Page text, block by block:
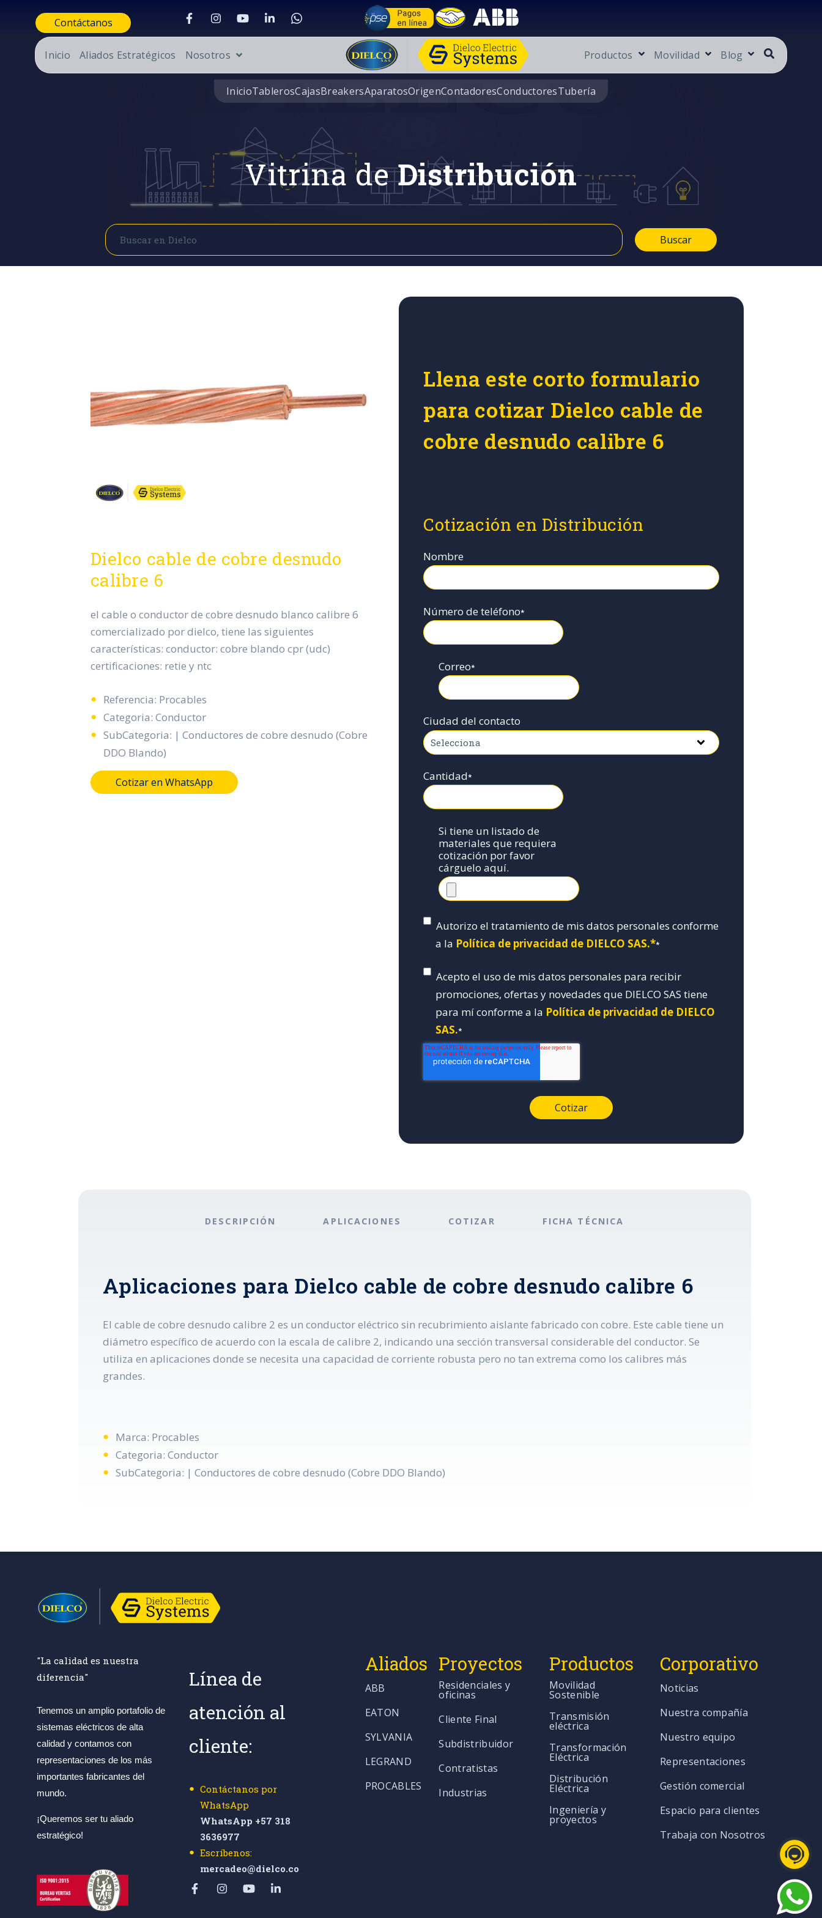
Contáctanos
Inicio Aliados Estratégicos Nosotros Productos Movilidad Blog
InicioTablerosCajasBreakersAparatosOrigenContadoresConductoresTubería
Vitrina deDistribución
Buscar
Buscar
Dielco cable de cobre desnudo
calibre 6
el cable o conductor de cobre desnudo blanco calibre 6
comercializado por dielco, tiene las siguientes
características: conductor: cobre blando cpr (udc)
certificaciones: retie y ntc
Referencia: Procables
Categoria: Conductor
SubCategoria: | Conductores de cobre desnudo (Cobre
DDO Blando)
Cotizar en WhatsApp
Llena este corto formulario
para cotizar Dielco cable de
cobre desnudo calibre 6
Cotización en Distribución
Nombre
Número de teléfono*
Correo*
Ciudad del contacto
Cantidad*
Si tiene un listado de
materiales que requiera
cotización por favor
cárguelo aquí.
Autorizo el tratamiento de mis datos personales conforme
a la Política de privacidad de DIELCO SAS.**
Acepto el uso de mis datos personales para recibir
promociones, ofertas y novedades que DIELCO SAS tiene
para mí conforme a la Política de privacidad de DIELCO
SAS.*
DESCRIPCIÓN APLICACIONES COTIZAR FICHA TÉCNICA
Aplicaciones para Dielco cable de cobre desnudo calibre 6
El cable de cobre desnudo calibre 2 es un conductor eléctrico sin recubrimiento aislante fabricado con cobre. Este cable tiene un
diámetro específico de acuerdo con la escala de calibre 2, indicando una sección transversal considerable del conductor. Se
utiliza en aplicaciones donde se necesita una capacidad de corriente robusta pero no tan extrema como los calibres más
grandes.
Marca: Procables
Categoria: Conductor
SubCategoria: | Conductores de cobre desnudo (Cobre DDO Blando)
"La calidad es nuestra
diferencia"
Tenemos un amplio portafolio de
sistemas eléctricos de alta
calidad y contamos con
representaciones de los más
importantes fabricantes del
mundo.
¡Queremos ser tu aliado
estratégico!
Línea de
atención al
cliente:
Contáctanos por
WhatsApp
WhatsApp +57 318
3636977
Escríbenos:
mercadeo@dielco.co
Aliados
ABB
EATON
SYLVANIA
LEGRAND
PROCABLES
Proyectos
Residenciales y
oficinas
Cliente Final
Subdistribuidor
Contratistas
Industrias
Productos
Movilidad
Sostenible
Transmisión
eléctrica
Transformación
Eléctrica
Distribución
Eléctrica
Ingeniería y
proyectos
Corporativo
Noticias
Nuestra compañía
Nuestro equipo
Representaciones
Gestión comercial
Espacio para clientes
Trabaja con Nosotros